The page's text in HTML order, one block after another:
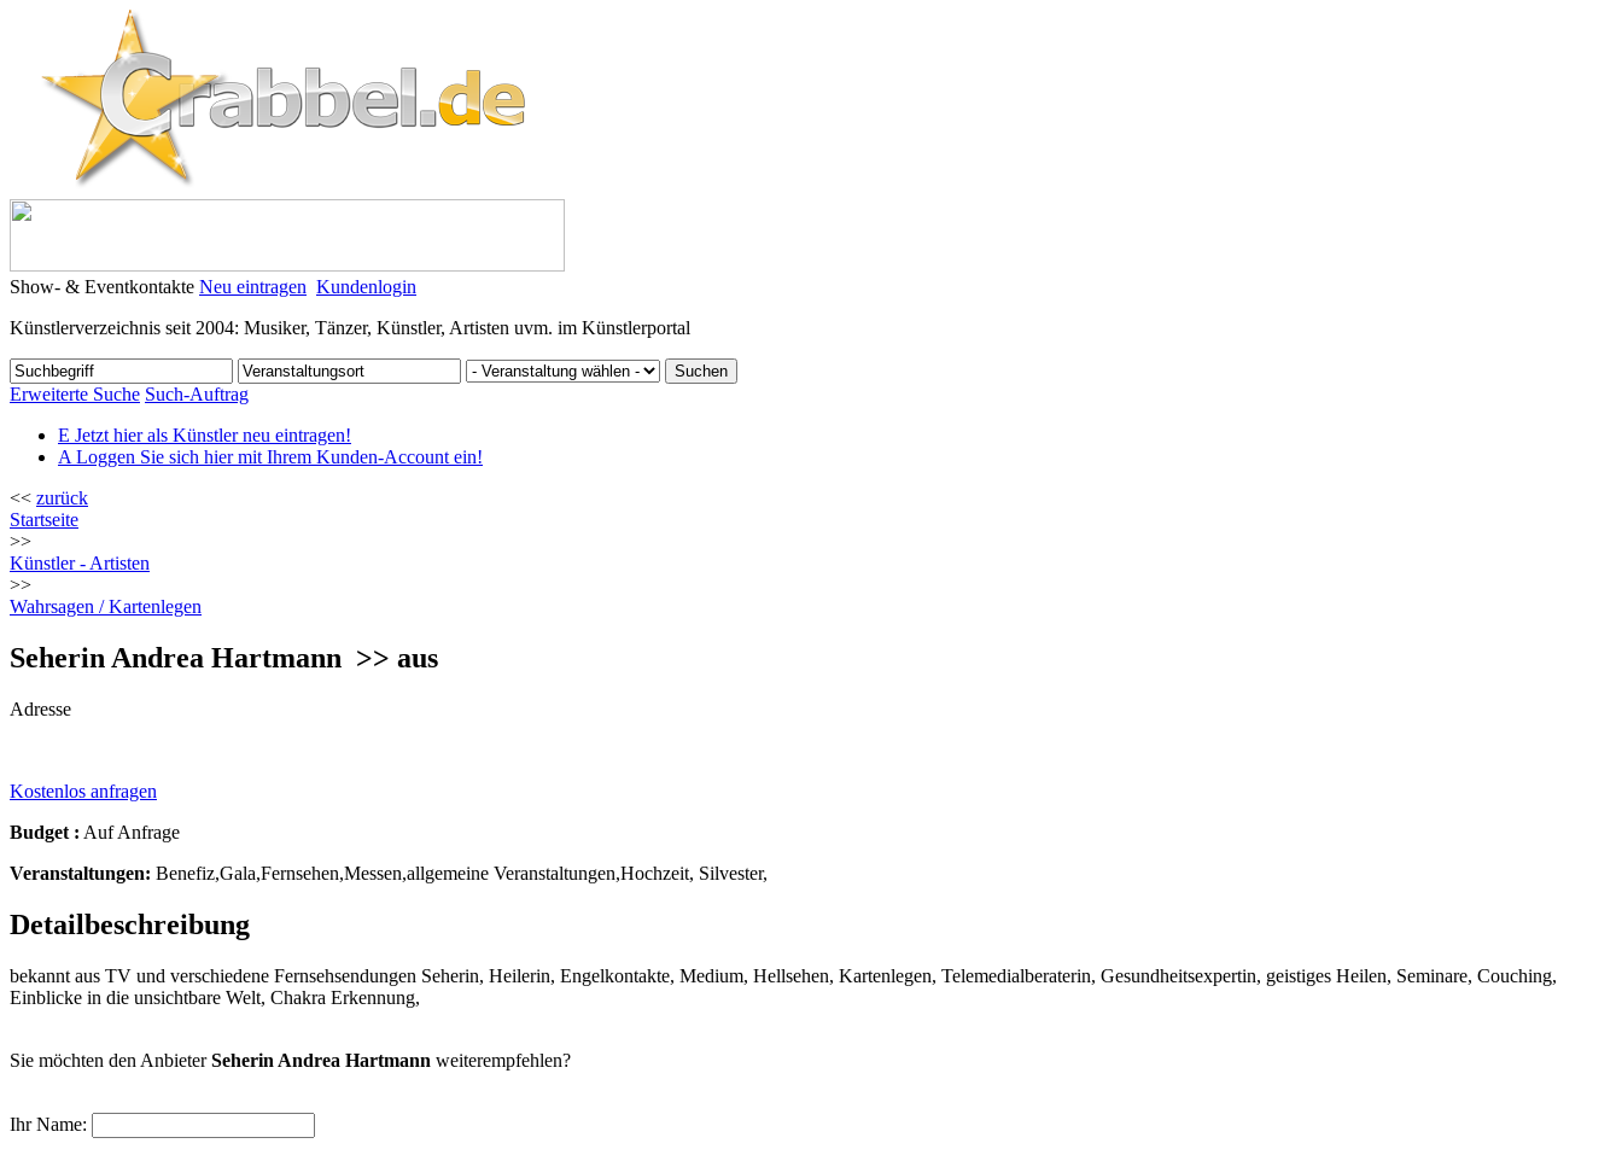
Show- & Eventkontakte Neu eintragen Kundenlogin
Künstlerverzeichnis seit 2004: Musiker, Tänzer, Künstler, Artisten uvm. im Künstlerportal
Erweiterte Suche Such-Auftrag
E Jetzt hier als Künstler neu eintragen!
A Loggen Sie sich hier mit Ihrem Kunden-Account ein!
<< zurück
Startseite
>>
Künstler - Artisten
>>
Wahrsagen / Kartenlegen
Seherin Andrea Hartmann >> aus
Adresse
Kostenlos anfragen
Budget : Auf Anfrage
Veranstaltungen: Benefiz,Gala,Fernsehen,Messen,allgemeine Veranstaltungen,Hochzeit, Silvester,
Detailbeschreibung
bekannt aus TV und verschiedene Fernsehsendungen Seherin, Heilerin, Engelkontakte, Medium, Hellsehen, Kartenlegen, Telemedialberaterin, Gesundheitsexpertin, geistiges Heilen, Seminare, Couching,
Einblicke in die unsichtbare Welt, Chakra Erkennung,
Sie möchten den AnbieterSeherin Andrea Hartmann weiterempfehlen?
Ihr Name: